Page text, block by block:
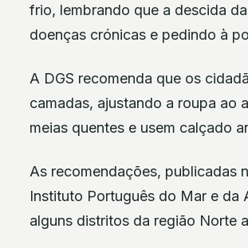
frio, lembrando que a descida
doenças crónicas e pedindo à
A DGS recomenda que os
camadas, ajustando a roupa ao
meias quentes e usem calçado
As recomendações, publicadas
Instituto Português do Mar e
alguns distritos da região Norte